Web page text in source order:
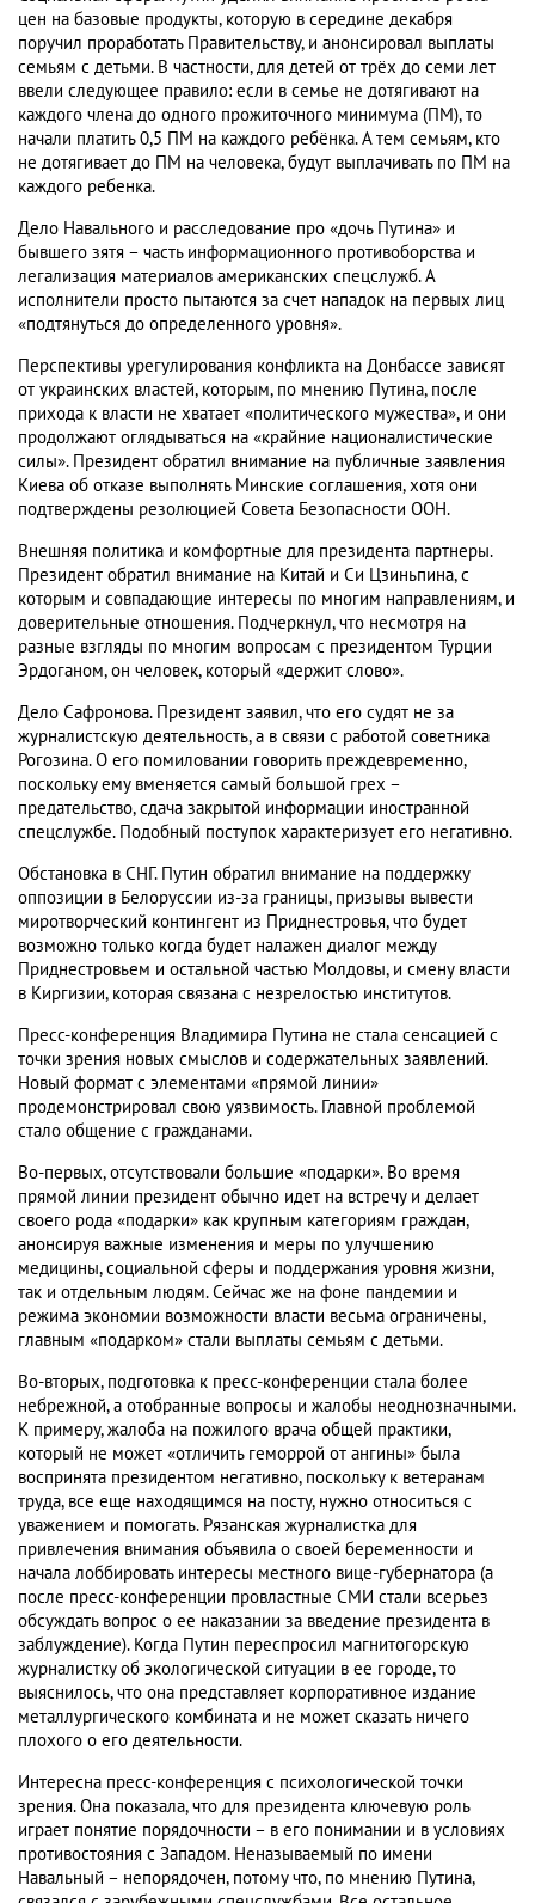
цен на базовые продукты, которую в середине декабря
поручил проработать Правительству, и анонсировал выплаты
семьям с детьми. В частности, для детей от трёх до семи лет
ввели следующее правило: если в семье не дотягивают на
каждого члена до одного прожиточного минимума (ПМ), то
начали платить 0,5 ПМ на каждого ребёнка. А тем семьям, кто
не дотягивает до ПМ на человека, будут выплачивать по ПМ на
каждого ребенка.
Дело Навального и расследование про «дочь Путина» и
бывшего зятя – часть информационного противоборства и
легализация материалов американских спецслужб. А
исполнители просто пытаются за счет нападок на первых лиц
«подтянуться до определенного уровня».
Перспективы урегулирования конфликта на Донбассе зависят
от украинских властей, которым, по мнению Путина, после
прихода к власти не хватает «политического мужества», и они
продолжают оглядываться на «крайние националистические
силы». Президент обратил внимание на публичные заявления
Киева об отказе выполнять Минские соглашения, хотя они
подтверждены резолюцией Совета Безопасности ООН.
Внешняя политика и комфортные для президента партнеры.
Президент обратил внимание на Китай и Си Цзиньпина, с
которым и совпадающие интересы по многим направлениям, и
доверительные отношения. Подчеркнул, что несмотря на
разные взгляды по многим вопросам с президентом Турции
Эрдоганом, он человек, который «держит слово».
Дело Сафронова. Президент заявил, что его судят не за
журналистскую деятельность, а в связи с работой советника
Рогозина. О его помиловании говорить преждевременно,
поскольку ему вменяется самый большой грех –
предательство, сдача закрытой информации иностранной
спецслужбе. Подобный поступок характеризует его негативно.
Обстановка в СНГ. Путин обратил внимание на поддержку
оппозиции в Белоруссии из-за границы, призывы вывести
миротворческий контингент из Приднестровья, что будет
возможно только когда будет налажен диалог между
Приднестровьем и остальной частью Молдовы, и смену власти
в Киргизии, которая связана с незрелостью институтов.
Пресс-конференция Владимира Путина не стала сенсацией с
точки зрения новых смыслов и содержательных заявлений.
Новый формат с элементами «прямой линии»
продемонстрировал свою уязвимость. Главной проблемой
стало общение с гражданами.
Во-первых, отсутствовали большие «подарки». Во время
прямой линии президент обычно идет на встречу и делает
своего рода «подарки» как крупным категориям граждан,
анонсируя важные изменения и меры по улучшению
медицины, социальной сферы и поддержания уровня жизни,
так и отдельным людям. Сейчас же на фоне пандемии и
режима экономии возможности власти весьма ограничены,
главным «подарком» стали выплаты семьям с детьми.
Во-вторых, подготовка к пресс-конференции стала более
небрежной, а отобранные вопросы и жалобы неоднозначными.
К примеру, жалоба на пожилого врача общей практики,
который не может «отличить геморрой от ангины» была
воспринята президентом негативно, поскольку к ветеранам
труда, все еще находящимся на посту, нужно относиться с
уважением и помогать. Рязанская журналистка для
привлечения внимания объявила о своей беременности и
начала лоббировать интересы местного вице-губернатора (а
после пресс-конференции провластные СМИ стали всерьез
обсуждать вопрос о ее наказании за введение президента в
заблуждение). Когда Путин переспросил магнитогорскую
журналистку об экологической ситуации в ее городе, то
выяснилось, что она представляет корпоративное издание
металлургического комбината и не может сказать ничего
плохого о его деятельности.
Интересна пресс-конференция с психологической точки
зрения. Она показала, что для президента ключевую роль
играет понятие порядочности – в его понимании и в условиях
противостояния с Западом. Неназываемый по имени
Навальный – непорядочен, потому что, по мнению Путина,